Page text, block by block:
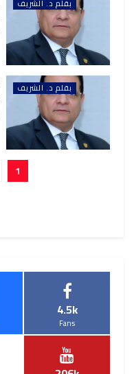
بقلم د. الشريف
بقلم د. الشريف
1
4.5k
Fans